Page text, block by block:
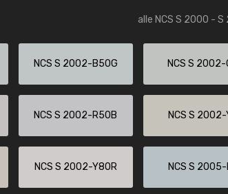
alle NCS S 2000 - S
NCS S 2002-B50G NCS S 2002-
NCS S 2002-R50B NCS S 2002-
NCS S 2002-Y80R NCS S 2005-